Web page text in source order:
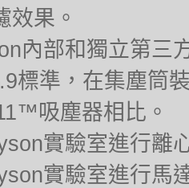
效果。
內部和獨立第三
標準，在集塵筒
吸塵器相比。
實驗室進行離
實驗室進行馬